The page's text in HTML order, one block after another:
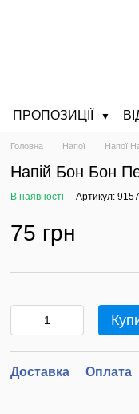
ПРОПОЗИЦІЇ ▼
Головна Напої Напої
Напій Бон Бон
В наявності Артикул:
75 грн
Доставка Оплата